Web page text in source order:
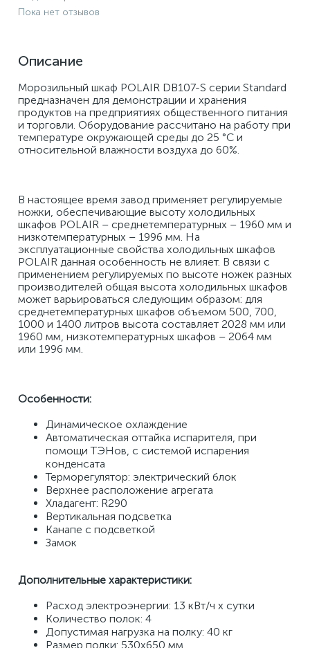
Пока нет отзывов
Описание
Морозильный шкаф POLAIR DB107-S серии Standard
предназначен для демонстрации и хранения
продуктов на предприятиях общественного питания
и торговли. Оборудование рассчитано на работу при
температуре окружающей среды до 25 °С и
относительной влажности воздуха до 60%.
В настоящее время завод применяет регулируемые
ножки, обеспечивающие высоту холодильных
шкафов POLAIR – среднетемпературных – 1960 мм и
низкотемпературных – 1996 мм. На
эксплуатационные свойства холодильных шкафов
POLAIR данная особенность не влияет. В связи с
применением регулируемых по высоте ножек разных
производителей общая высота холодильных шкафов
может варьироваться следующим образом: для
среднетемпературных шкафов объемом 500, 700,
1000 и 1400 литров высота составляет 2028 мм или
1960 мм, низкотемпературных шкафов – 2064 мм
или 1996 мм.
Особенности:
Динамическое охлаждение
Автоматическая оттайка испарителя, при
помощи ТЭНов, с системой испарения
конденсата
Терморегулятор: электрический блок
Верхнее расположение агрегата
Хладагент: R290
Вертикальная подсветка
Канапе с подсветкой
Замок
Дополнительные характеристики:
Расход электроэнергии: 13 кВт/ч х сутки
Количество полок: 4
Допустимая нагрузка на полку: 40 кг
Размер полки: 530x650 мм